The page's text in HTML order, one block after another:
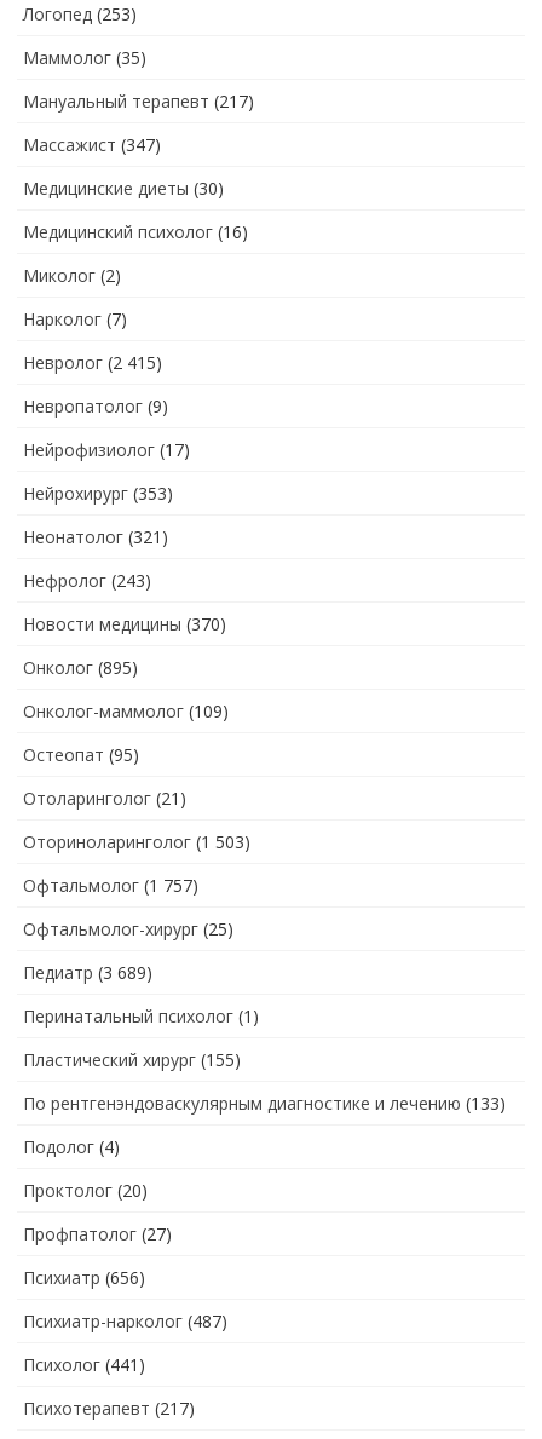
Логопед (253)
Маммолог (35)
Мануальный терапевт (217)
Массажист (347)
Медицинские диеты (30)
Медицинский психолог (16)
Миколог (2)
Нарколог (7)
Невролог (2 415)
Невропатолог (9)
Нейрофизиолог (17)
Нейрохирург (353)
Неонатолог (321)
Нефролог (243)
Новости медицины (370)
Онколог (895)
Онколог-маммолог (109)
Остеопат (95)
Отоларинголог (21)
Оториноларинголог (1 503)
Офтальмолог (1 757)
Офтальмолог-хирург (25)
Педиатр (3 689)
Перинатальный психолог (1)
Пластический хирург (155)
По рентгенэндоваскулярным диагностике и лечению (133)
Подолог (4)
Проктолог (20)
Профпатолог (27)
Психиатр (656)
Психиатр-нарколог (487)
Психолог (441)
Психотерапевт (217)